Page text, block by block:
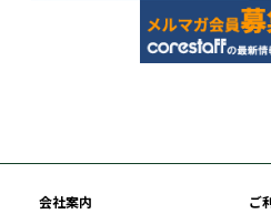
会社案内
ご